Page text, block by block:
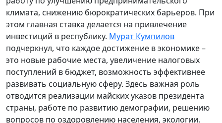
климата, снижению бюрократических барьеров. При
этом главная ставка делается на привлечение
инвестиций в республику. Мурат Кумпилов
подчеркнул, что каждое достижение в экономике –
это новые рабочие места, увеличение налоговых
поступлений в бюджет, возможность эффективнее
развивать социальную сферу. Здесь важная роль
отводится реализации майских указов президента
страны, работе по развитию демографии, решению
вопросов по оздоровлению населения, экологии.